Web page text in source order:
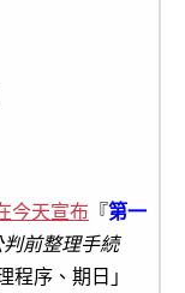
今天宣布 『第一
前整理手続
程序、期日」